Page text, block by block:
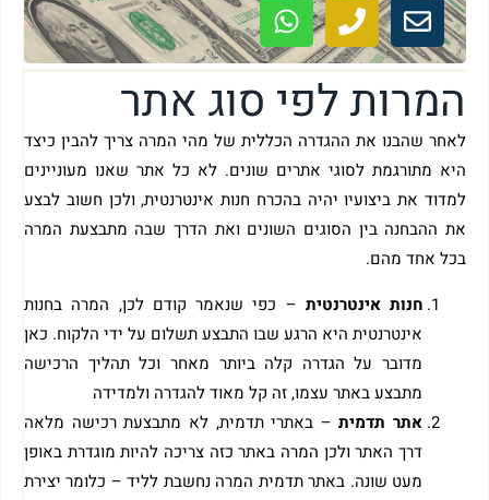
המרות לפי סוג אתר
לאחר שהבנו את ההגדרה הכללית של מהי המרה צריך להבין כיצד
היא מתורגמת לסוגי אתרים שונים. לא כל אתר שאנו מעוניינים
למדוד את ביצועיו יהיה בהכרח חנות אינטרנטית, ולכן חשוב לבצע
את ההבחנה בין הסוגים השונים ואת הדרך שבה מתבצעת המרה
בכל אחד מהם.
חנות אינטרנטית– כפי שנאמר קודם לכן, המרה בחנות
אינטרנטית היא הרגע שבו התבצע תשלום על ידי הלקוח. כאן
מדובר על הגדרה קלה ביותר מאחר וכל תהליך הרכישה
מתבצע באתר עצמו, זה קל מאוד להגדרה ולמדידה
אתר תדמית– באתרי תדמית, לא מתבצעת רכישה מלאה
דרך האתר ולכן המרה באתר כזה צריכה להיות מוגדרת באופן
מעט שונה. באתר תדמית המרה נחשבת לליד – כלומר יצירת